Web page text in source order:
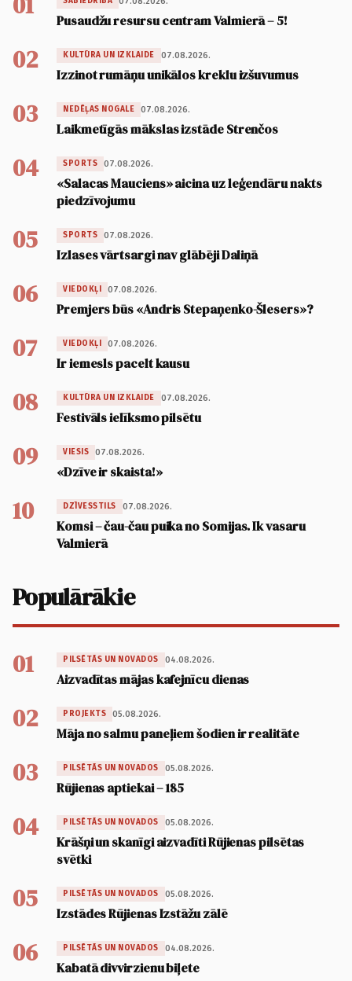
Pusaudžu resursu centram Valmierā – 5!
02 KULTŪRA UN IZKLAIDE 07.08.2026.
Izzinot rumāņu unikālos kreklu izšuvumus
03 NEDĒĻAS NOGALE 07.08.2026.
Laikmetīgās mākslas izstāde Strenčos
04 SPORTS 07.08.2026.
«Salacas Mauciens» aicina uz leģendāru nakts
piedzīvojumu
05 SPORTS 07.08.2026.
Izlases vārtsargi nav glābēji Daliņā
06 VIEDOKĻI 07.08.2026.
Premjers būs «Andris Stepaņenko-Šlesers»?
07 VIEDOKĻI 07.08.2026.
Ir iemesls pacelt kausu
08 KULTŪRA UN IZKLAIDE 07.08.2026.
Festivāls ielīksmo pilsētu
09 VIESIS 07.08.2026.
«Dzīve ir skaista!»
10 DZĪVESSTILS 07.08.2026.
Komsi – čau-čau puika no Somijas. Ik vasaru
Valmierā
Populārākie
01 PILSĒTĀS UN NOVADOS 04.08.2026.
Aizvadītas mājas kafejnīcu dienas
02 PROJEKTS 05.08.2026.
Māja no salmu paneļiem šodien ir realitāte
03 PILSĒTĀS UN NOVADOS 05.08.2026.
Rūjienas aptiekai – 185
04 PILSĒTĀS UN NOVADOS 05.08.2026.
Krāšņi un skanīgi aizvadīti Rūjienas pilsētas
svētki
05 PILSĒTĀS UN NOVADOS 05.08.2026.
Izstādes Rūjienas Izstāžu zālē
06 PILSĒTĀS UN NOVADOS 04.08.2026.
Kabatā divvirzienu biļete